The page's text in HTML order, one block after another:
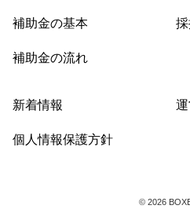
補助金の基本
補助金の流れ
新着情報
個人情報保護方針
© 2026